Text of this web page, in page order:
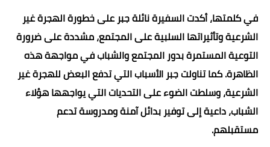
في كلمتها، أكدت السفيرة نائلة جبر على خطورة الهجرة غير
الشرعية وتأثيراتها السلبية على المجتمع، مشددة على ضرورة
التوعية المستمرة بدور المجتمع والشباب في مواجهة هذه
الظاهرة. كما تناولت جبر الأسباب التي تدفع البعض للهجرة غير
الشرعية، وسلطت الضوء على التحديات التي يواجهها هؤلاء
الشباب، داعية إلى توفير بدائل آمنة ومدروسة تدعم
مستقبلهم.